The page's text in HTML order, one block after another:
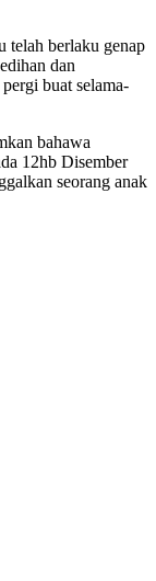
telah berlaku genap
dan
buat selama-
bahawa
12hb Disember
seorang anak